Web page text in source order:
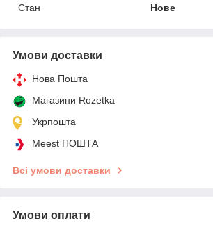
Стан
Нове
Умови доставки
Нова Пошта
Магазини Rozetka
Укрпошта
Meest ПОШТА
Всі умови доставки
Умови оплати